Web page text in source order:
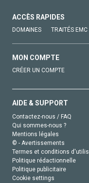
ACCÈS RAPIDES
DOMAINES TRAITÉS EMC
MON COMPTE
CRÉER UN COMPTE
AIDE & SUPPORT
Contactez-nous / FAQ
Qui sommes-nous ?
Mentions légales
© - Avertissements
Termes et conditions
Politique rédactionnelle
Politique publicitaire
Cookie settings